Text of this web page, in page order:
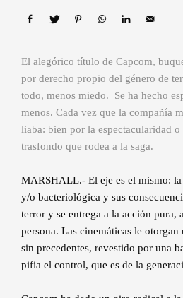
El alegórico título de Capcom,
por derecho propio del género de
todo, menos miedo. Se ha hecho
menos. Cada vez que la compañía
liaba: bien por la espectacularidad
trasfondo que rodea a la saga.
MARSHALL.- El eje es el mismo:
y/o bacteriológica y sus
terror y se entrega a la acción pura,
persona. Las cinemáticas le
sin precedentes, revestido por una
pifia el control, que es de la